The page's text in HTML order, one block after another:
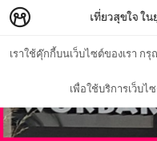
เราใช้คุ๊กกี้บนเว็บไซต์ของเรา ก
เพื่อใช้บริการเว็บไ